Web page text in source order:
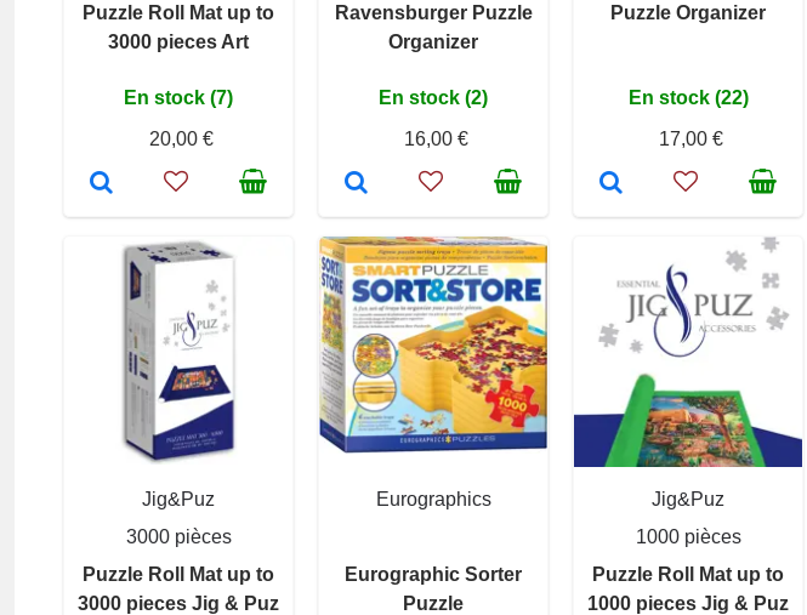
Puzzle Roll Mat up to
3000 pieces Art
En stock (7)
20,00 €
Ravensburger Puzzle
Organizer
En stock (2)
16,00 €
Puzzle Organizer
En stock (22)
17,00 €
Jig&Puz
3000 pièces
Puzzle Roll Mat up to
3000 pieces Jig & Puz
Eurographics
Eurographic Sorter
Puzzle
Jig&Puz
1000 pièces
Puzzle Roll Mat up to
1000 pieces Jig & Puz